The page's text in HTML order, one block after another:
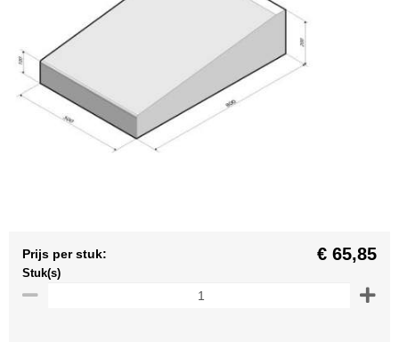
Prijs per stuk: € 65,85
Stuk(s)